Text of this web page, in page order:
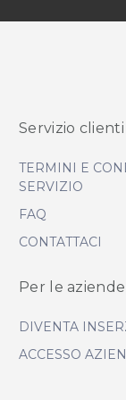
Servizio clienti
TERMINI E
SERVIZIO
FAQ
CONTATTACI
Per le aziende
DIVENTA
ACCESSO